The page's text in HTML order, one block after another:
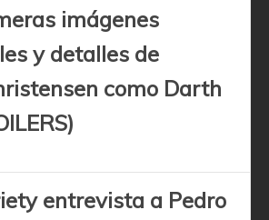
imágenes
y detalles de
como Darth
entrevista a Pedro